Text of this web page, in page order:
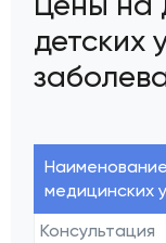
детских
Наименование
медицинских
Консультация